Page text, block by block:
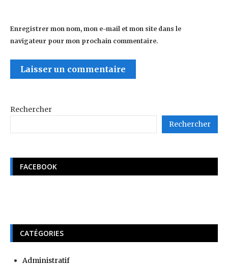
Enregistrer mon nom, mon e-mail et mon site dans le
navigateur pour mon prochain commentaire.
Rechercher
Rechercher
FACEBOOK
CATÉGORIES
Administratif